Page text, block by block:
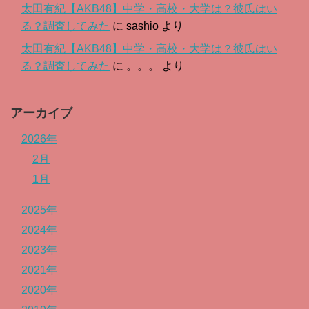
太田有紀【AKB48】中学・高校・大学は？彼氏はい
る？調査してみた に sashio より
太田有紀【AKB48】中学・高校・大学は？彼氏はい
る？調査してみた に 。。。 より
アーカイブ
2026年
2月
1月
2025年
2024年
2023年
2021年
2020年